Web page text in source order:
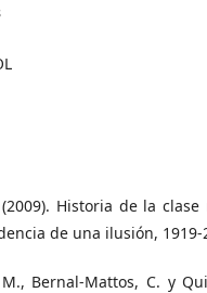
(2009). Historia de la
de una ilusión, 1919-
Bernal-Mattos, C. y